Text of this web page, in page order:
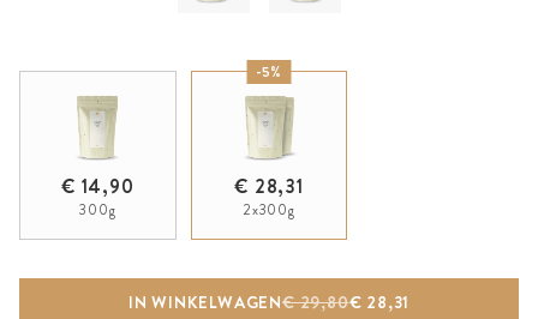
€ 14,90
300g
-5%
€ 28,31
2x300g
IN WINKELWAGEN € 28,31
€ 29,80